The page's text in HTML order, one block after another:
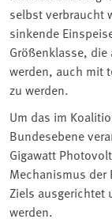
selbst verbraucht
sinkende
Größenklasse,
werden, auch mit
zu werden.
Um das im
Bundesebene
Gigawatt
Mechanismus der
Ziels ausgerichtet
werden.